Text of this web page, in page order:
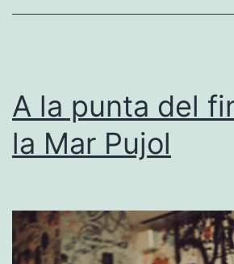
A la punta del
la Mar Pujol